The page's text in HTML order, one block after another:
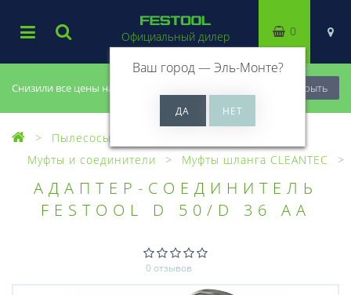
Снизили все цены на 20%, успей купить! Закрыть
Официальный дилер
Ваш город —Эль-Монте?
0
Пылесосы
Муфты и соединители
Муфты шланга CLEANTEC
АДАПТЕР-СОЕДИНИТЕЛЬ
FESTOOL D 50/D 36 AA
0 отзывов